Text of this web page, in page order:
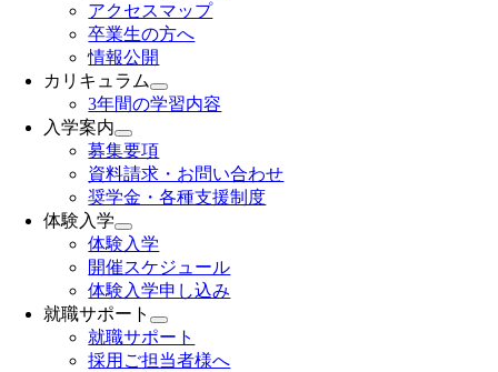
アクセスマップ
卒業生の方へ
情報公開
カリキュラム
3年間の学習内容
入学案内
募集要項
資料請求・お問い合わせ
奨学金・各種支援制度
体験入学
体験入学
開催スケジュール
体験入学申し込み
就職サポート
就職サポート
採用ご担当者様へ